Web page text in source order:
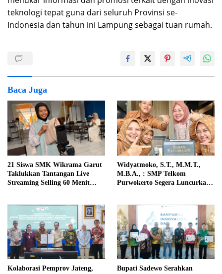
teknologi tepat guna dari seluruh Provinsi se-
Indonesia dan tahun ini Lampung sebagai tuan rumah.
Baca Juga
21 Siswa SMK Wikrama Garut
Taklukkan Tantangan Live
Streaming Selling 60 Menit
Widyatmoko, S.T., M.M.T.,
M.B.A., : SMP Telkom
Purwokerto Segera Luncurkan
Kolaborasi Pemprov Jateng,
Bupati Sadewo Serahkan